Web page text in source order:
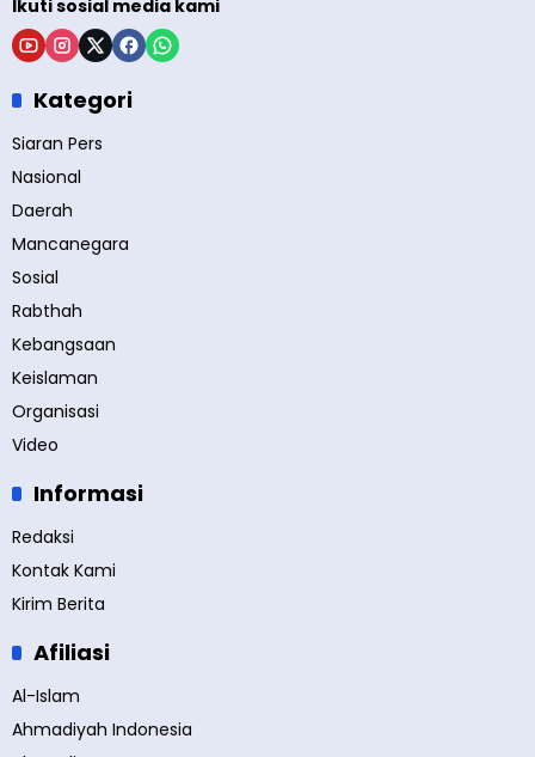
Ikuti sosial media kami
Kategori
Siaran Pers
Nasional
Daerah
Mancanegara
Sosial
Rabthah
Kebangsaan
Keislaman
Organisasi
Video
Informasi
Redaksi
Kontak Kami
Kirim Berita
Afiliasi
Al-Islam
Ahmadiyah Indonesia